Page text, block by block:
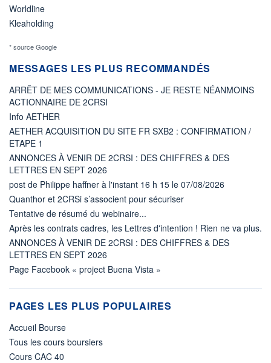
Worldline
Kleaholding
* source Google
MESSAGES LES PLUS RECOMMANDÉS
ARRÊT DE MES COMMUNICATIONS - JE RESTE NÉANMOINS
ACTIONNAIRE DE 2CRSI
Info AETHER
AETHER ACQUISITION DU SITE FR SXB2 : CONFIRMATION /
ETAPE 1
ANNONCES À VENIR DE 2CRSI : DES CHIFFRES & DES
LETTRES EN SEPT 2026
post de Philippe haffner à l'instant 16 h 15 le 07/08/2026
Quanthor et 2CRSi s’associent pour sécuriser
Tentative de résumé du webinaire...
Après les contrats cadres, les Lettres d'intention ! Rien ne va plus.
ANNONCES À VENIR DE 2CRSI : DES CHIFFRES & DES
LETTRES EN SEPT 2026
Page Facebook « project Buena Vista »
PAGES LES PLUS POPULAIRES
Accueil Bourse
Tous les cours boursiers
Cours CAC 40